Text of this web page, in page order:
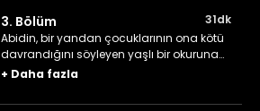
3. Bölüm
31dk
Abidin, bir yandan çocuklarının ona kötü
davrandığını söyleyen yaşlı bir okuruna
yardım etmek isterken diğer yandan da
çabalar.
+ Daha fazla